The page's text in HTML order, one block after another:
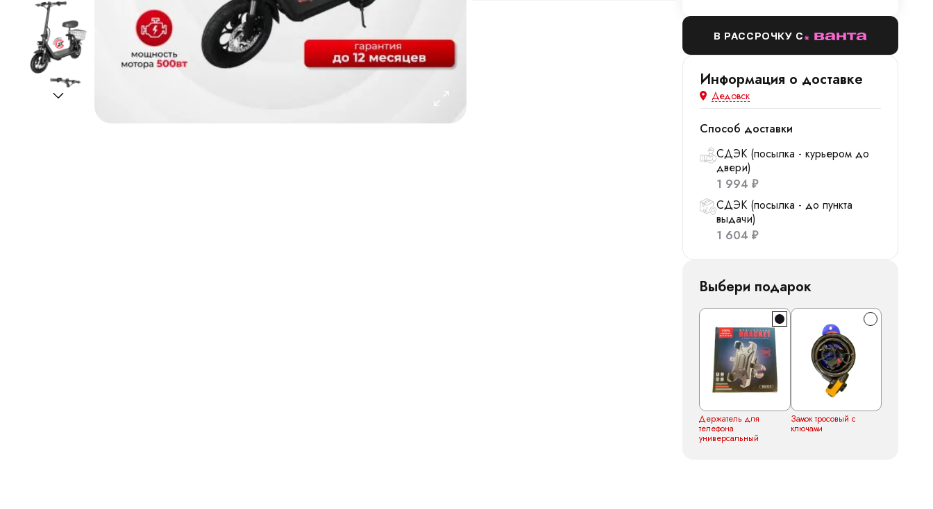
В РАССРОЧКУ С
Информация о доставке
Дедовск
Способ доставки
СДЭК (посылка - курьером до
двери)
1 994 ₽
СДЭК (посылка - до пункта
выдачи)
1 604 ₽
Выбери подарок
Держатель для
телефона
универсальный
Замок тросовый с
ключами